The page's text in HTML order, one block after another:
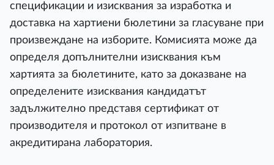
спецификации и изисквания за изработка и
доставка на хартиени бюлетини за гласуване при
произвеждане на изборите. Комисията може да
определя допълнителни изисквания към
хартията за бюлетините, като за доказване на
определените изисквания кандидатът
задължително представя сертификат от
производителя и протокол от изпитване в
акредитирана лаборатория.